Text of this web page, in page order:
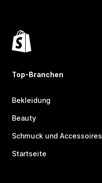
Top-Branchen
Bekleidung
Beauty
Schmuck und Accessoires
Startseite